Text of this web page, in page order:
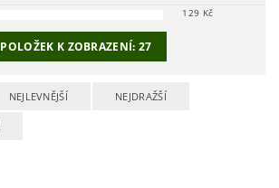
129 Kč
POLOŽEK K ZOBRAZENÍ:27
NEJLEVNĚJŠÍ NEJDRAŽŠÍ